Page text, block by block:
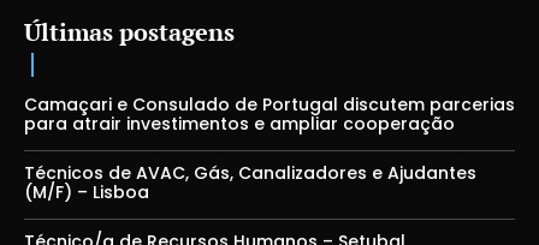
Últimas postagens
Camaçari e Consulado de Portugal discutem parcerias
para atrair investimentos e ampliar cooperação
Técnicos de AVAC, Gás, Canalizadores e Ajudantes
(M/F) – Lisboa